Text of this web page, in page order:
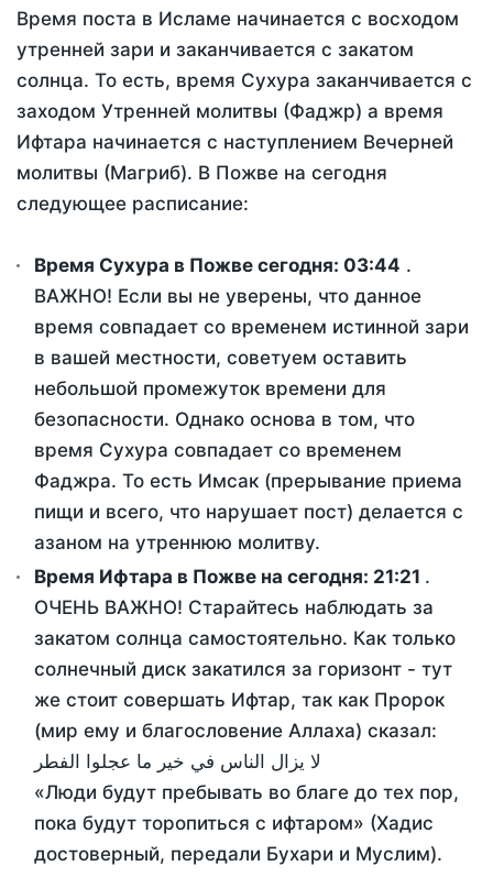
Время поста в Исламе начинается с восходом
утренней зари и заканчивается с закатом
солнца. То есть, время Сухура заканчивается с
заходом Утренней молитвы (Фаджр) а время
Ифтара начинается с наступлением Вечерней
молитвы (Магриб). В Пожве на сегодня
следующее расписание:
Время Сухура в Пожве сегодня: 03:44 .
ВАЖНО! Если вы не уверены, что данное
время совпадает со временем истинной зари
в вашей местности, советуем оставить
небольшой промежуток времени для
безопасности. Однако основа в том, что
время Сухура совпадает со временем
Фаджра. То есть Имсак (прерывание приема
пищи и всего, что нарушает пост) делается с
азаном на утреннюю молитву.
Время Ифтара в Пожве на сегодня: 21:21 .
ОЧЕНЬ ВАЖНО! Старайтесь наблюдать за
закатом солнца самостоятельно. Как только
солнечный диск закатился за горизонт - тут
же стоит совершать Ифтар, так как Пророк
(мир ему и благословение Аллаха) сказал:
لا يزال الناس في خير ما عجلوا الفطر
«Люди будут пребывать во благе до тех пор,
пока будут торопиться с ифтаром» (Хадис
достоверный, передали Бухари и Муслим).